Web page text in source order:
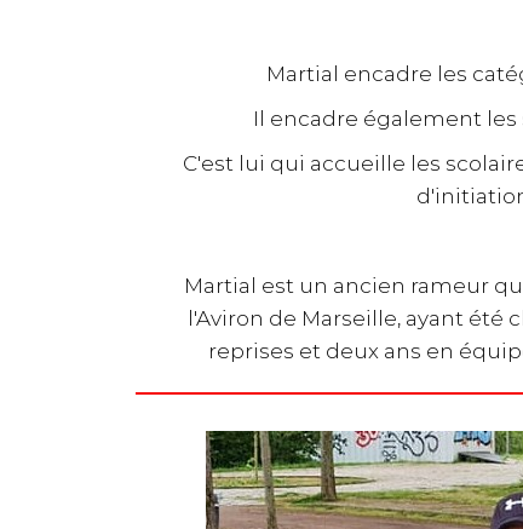
Martial encadre les
Il encadre également les
C'est lui qui accueille les
Martial est un ancien rameur
l'Aviron de Marseille, ayant été
reprises et deux ans en